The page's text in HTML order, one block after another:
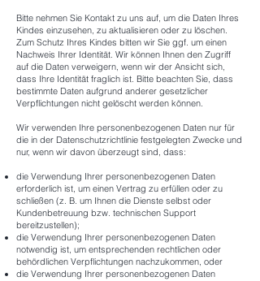
Bitte nehmen Sie Kontakt zu uns auf, um die Daten Ihres
Kindes einzusehen, zu aktualisieren oder zu löschen.
Zum Schutz Ihres Kindes bitten wir Sie ggf. um einen
Nachweis Ihrer Identität. Wir können Ihnen den Zugriff
auf die Daten verweigern, wenn wir der Ansicht sich,
dass Ihre Identität fraglich ist. Bitte beachten Sie, dass
bestimmte Daten aufgrund anderer gesetzlicher
Verpflichtungen nicht gelöscht werden können.
Wir verwenden Ihre personenbezogenen Daten nur für
die in der Datenschutzrichtlinie festgelegten Zwecke und
nur, wenn wir davon überzeugt sind, dass:
die Verwendung Ihrer personenbezogenen Daten
erforderlich ist, um einen Vertrag zu erfüllen oder zu
schließen (z. B. um Ihnen die Dienste selbst oder
Kundenbetreuung bzw. technischen Support
bereitzustellen);
die Verwendung Ihrer personenbezogenen Daten
notwendig ist, um entsprechenden rechtlichen oder
behördlichen Verpflichtungen nachzukommen, oder
die Verwendung Ihrer personenbezogenen Daten